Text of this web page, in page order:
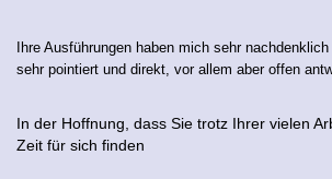
Ihre Ausführungen haben mich sehr
sehr pointiert und direkt, vor allem aber offen
In der Hoffnung, dass Sie trotz Ihrer vielen
Zeit für sich finden